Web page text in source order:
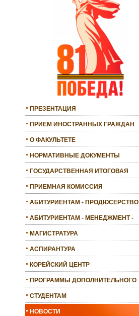
ПРЕЗЕНТАЦИЯ
ПРИЕМ ИНОСТРАННЫХ ГРАЖДАН
О ФАКУЛЬТЕТЕ
НОРМАТИВНЫЕ ДОКУМЕНТЫ
ГОСУДАРСТВЕННАЯ ИТОГОВАЯ
ПРИЕМНАЯ КОМИССИЯ
АБИТУРИЕНТАМ - ПРОДЮСЕРСТВО
АБИТУРИЕНТАМ - МЕНЕДЖМЕНТ -
МАГИСТРАТУРА
АСПИРАНТУРА
КОРЕЙСКИЙ ЦЕНТР
ПРОГРАММЫ ДОПОЛНИТЕЛЬНОГО
СТУДЕНТАМ
НОВОСТИ